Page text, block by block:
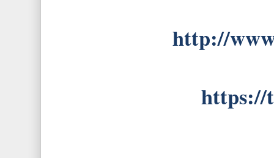
http://
https://